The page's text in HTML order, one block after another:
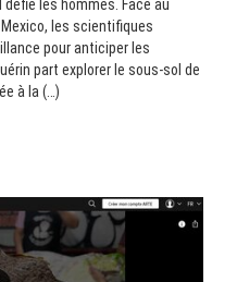
les hommes. Face au
les scientifiques
pour anticiper les
part explorer le sous-sol de
à la (…)